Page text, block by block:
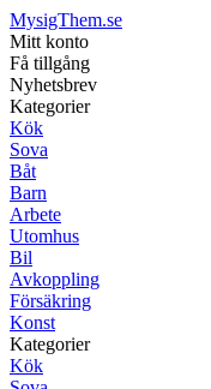
MysigThem.se
Mitt konto
Få tillgång
Nyhetsbrev
Kategorier
Kök
Sova
Båt
Barn
Arbete
Utomhus
Bil
Avkoppling
Försäkring
Konst
Kategorier
Kök